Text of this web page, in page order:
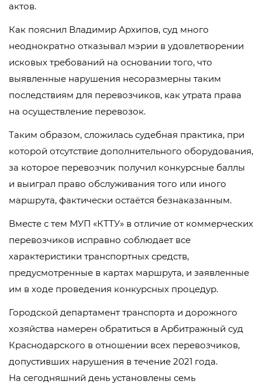
актов.
Как пояснил Владимир Архипов, суд много
неоднократно отказывал мэрии в удовлетворении
исковых требований на основании того, что
выявленные нарушения несоразмерны таким
последствиям для перевозчиков, как утрата права
на осуществление перевозок.
Таким образом, сложилась судебная практика, при
которой отсутствие дополнительного оборудования,
за которое перевозчик получил конкурсные баллы
и выиграл право обслуживания того или иного
маршрута, фактически остаётся безнаказанным.
Вместе с тем МУП «КТТУ» в отличие от коммерческих
перевозчиков исправно соблюдает все
характеристики транспортных средств,
предусмотренные в картах маршрута, и заявленные
им в ходе проведения конкурсных процедур.
Городской департамент транспорта и дорожного
хозяйства намерен обратиться в Арбитражный суд
Краснодарского в отношении всех перевозчиков,
допустивших нарушения в течение 2021 года.
На сегодняшний день установлены семь